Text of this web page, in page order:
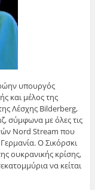
υπουργός
και μέλος της
Λέσχης Bilderberg,
σύμφωνα με όλες τις
Nord Stream που
Ο Σικόρσκι
ουκρανικής κρίσης,
να κείται